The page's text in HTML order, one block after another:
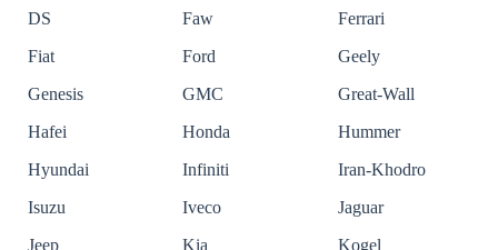
DS
Faw
Ferrari
Fiat
Ford
Geely
Genesis
GMC
Great-Wall
Hafei
Honda
Hummer
Hyundai
Infiniti
Iran-Khodro
Isuzu
Iveco
Jaguar
Jeep
Kia
Kogel